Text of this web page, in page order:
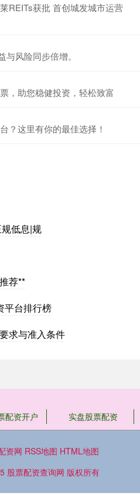
REITs获批 首创城发城市运营
风险同步倍增。
，助您稳健投资，轻松致富
？这里有你的最佳选择！
低息|规
荐**
平台排行榜
求与准入条件
配资开户 实盘股票配资
资网 RSS地图 HTML地图
股票配资查询网 版权所有